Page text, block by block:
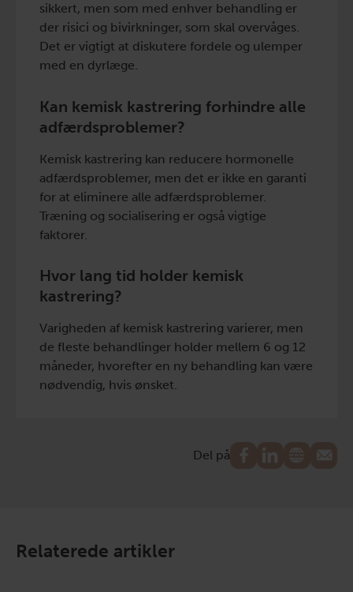
sikkert, men som med enhver behandling er
der risici og bivirkninger, som skal overvåges.
Det er vigtigt at diskutere fordele og ulemper
med en dyrlæge.
Kan kemisk kastrering forhindre alle
adfærdsproblemer?
Kemisk kastrering kan reducere hormonelle
adfærdsproblemer, men det er ikke en garanti
for at eliminere alle adfærdsproblemer.
Træning og socialisering er også vigtige
faktorer.
Hvor lang tid holder kemisk
kastrering?
Varigheden af kemisk kastrering varierer, men
de fleste behandlinger holder mellem 6 og 12
måneder, hvorefter en ny behandling kan være
nødvendig, hvis ønsket.
Del på
Relaterede artikler